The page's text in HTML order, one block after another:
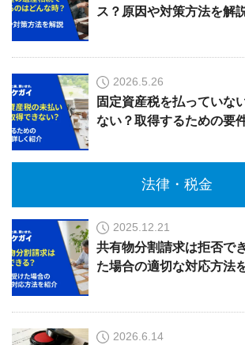
ス？原因や対策方法を解
2026.5.26
固定資産税を払っていな
ない？取得するための要
法律・税金
2025.12.21
共有物分割請求は拒否で
た場合の適切な対応方法
2026.6.14